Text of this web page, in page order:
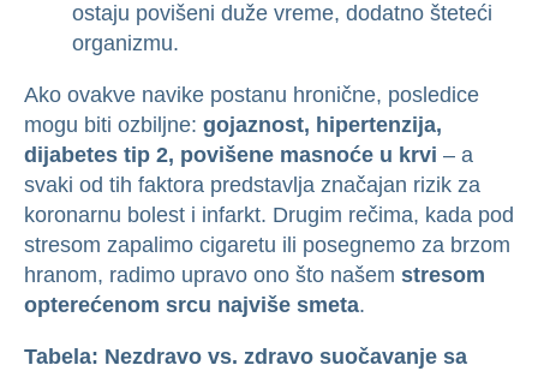
ostaju povišeni duže vreme, dodatno šteteći
organizmu.
Ako ovakve navike postanu hronične, posledice
mogu biti ozbiljne: gojaznost, hipertenzija,
dijabetes tip 2, povišene masnoće u krvi – a
svaki od tih faktora predstavlja značajan rizik za
koronarnu bolest i infarkt. Drugim rečima, kada pod
stresom zapalimo cigaretu ili posegnemo za brzom
hranom, radimo upravo ono što našem stresom
opterećenom srcu najviše smeta.
Tabela: Nezdravo vs. zdravo suočavanje sa